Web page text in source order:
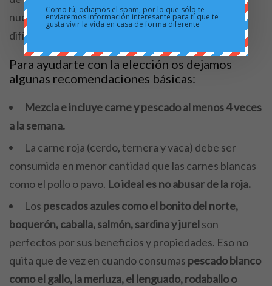
nuestro país son tan amplias que muchas veces es
difícil escoger.
Para ayudarte con la elección os dejamos
algunas recomendaciones básicas:
Mezcla e incluye carne y pescado al menos 4 veces
a la semana.
La carne roja (cerdo, ternera y vaca) debe ser
consumida en menor cantidad que las carnes blancas
como el pollo o pavo. Lo ideal es no abusar de la roja.
Los pescados azules como el bonito del norte,
boquerón, caballa, salmón, sardina y jurelson
perfectos por sus beneficios y propiedades. Eso no
quita que de vez en cuando consumas pescado blanco
como el gallo, la merluza, el lenguado, rodaballo o
Como tú, odiamos el spam, por lo que sólo te
enviaremos información interesante para tí que te
gusta vivir la vida en casa de forma diferente